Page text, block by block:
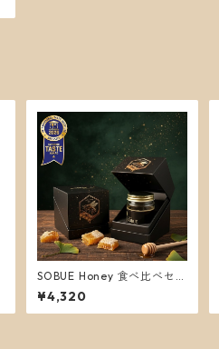
SOBUE Honey 食べ比べセッ
ト
¥4,320